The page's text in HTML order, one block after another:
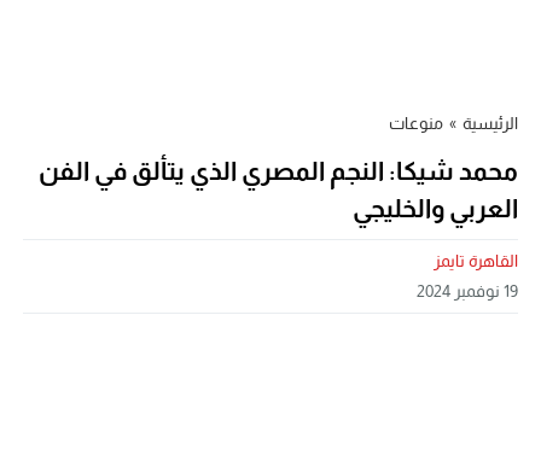
الرئيسية » منوعات
محمد شيكا: النجم المصري الذي يتألق في الفن
العربي والخليجي
القاهرة تايمز
19 نوفمبر 2024